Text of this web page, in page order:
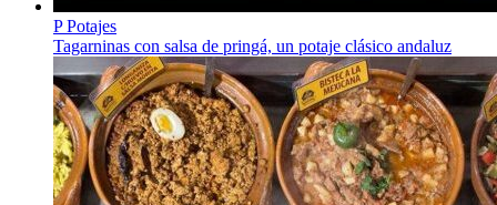
P Potajes
Tagarninas con salsa de pringá, un potaje clásico andaluz